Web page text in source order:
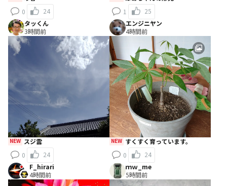
0
24
1
25
タッくん
3時間前
NEW スジ雲
0
24
エンジニヤン
4時間前
NEW すくすく育っています。
0
24
F_hirari
4時間前
ｍｗ_me
5時間前